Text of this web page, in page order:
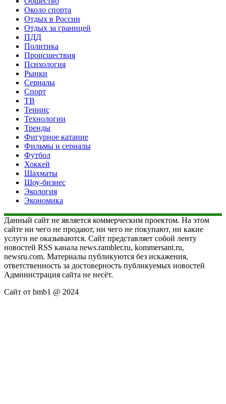
Около спорта
Отдых в России
Отдых за границей
ПДД
Политика
Происшествия
Психология
Рынки
Сериалы
Спорт
ТВ
Теннис
Технологии
Тренды
Фигурное катание
Фильмы и сериалы
Футбол
Хоккей
Шахматы
Шоу-бизнес
Экология
Экономика
Данный сайт не является коммерческим проектом. На этом
сайте ни чего не продают, ни чего не покупают, ни какие
услуги не оказываются. Сайт представляет собой ленту
новостей RSS канала news.rambler.ru, kommersant.ru,
newsru.com. Материалы публикуются без искажения,
ответственность за достоверность публикуемых новостей
Администрация сайта не несёт.
Сайт от bmb1 @ 2024